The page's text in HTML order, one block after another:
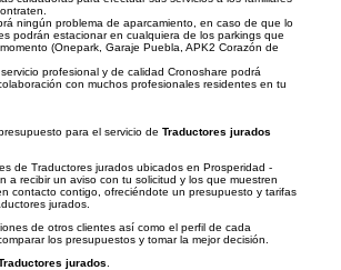
ningún problema de aparcamiento, en caso de que lo
podrán estacionar en cualquiera de los parkings que
(Onepark, Garaje Puebla, APK2 Corazón de
profesional y de calidad Cronoshare podrá
con muchos profesionales residentes en tu
para el servicio de Traductores jurados
de Traductores jurados ubicados en Prosperidad -
a recibir un aviso con tu solicitud y los que muestren
contacto contigo, ofreciéndote un presupuesto y tarifas
jurados.
de otros clientes así como el perfil de cada
los presupuestos y tomar la mejor decisión.
jurados